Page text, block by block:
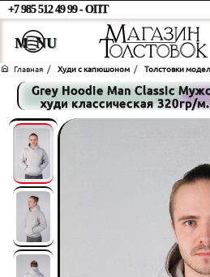
+7 985 512 49 99 - ОПТ
homeХуди с капюшоном Толстовки
Grey Hoodie Man Classic
худи классическая 320гр/